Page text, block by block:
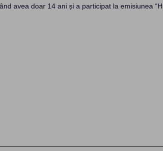
avea doar 14 ani și a participat la emisiunea